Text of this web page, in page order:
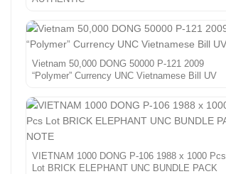
Vietnam 50,000 DONG 50000 P-121 2009
“Polymer” Currency UNC Vietnamese Bill UV
VIETNAM 1000 DONG P-106 1988 x 1000 Pcs
Lot BRICK ELEPHANT UNC BUNDLE PACK